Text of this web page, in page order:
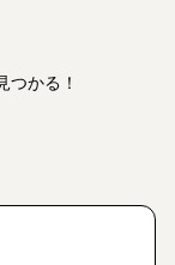
つかる！